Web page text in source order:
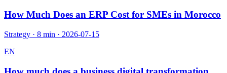
How Much Does an ERP Cost for SMEs in Morocco
Strategy · 8 min · 2026-07-15
EN